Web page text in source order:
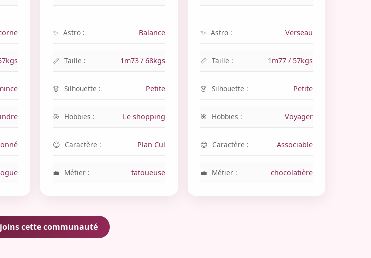
Astro : Balance
Taille : 1m73 / 68kgs
Silhouette : Petite
Hobbies : Le shopping
Caractère : Plan Cul
Métier : tatoueuse
Astro : Verseau
Taille : 1m77 / 57kgs
Silhouette : Petite
Hobbies : Voyager
Caractère : Associable
Métier : chocolatière
cette communauté